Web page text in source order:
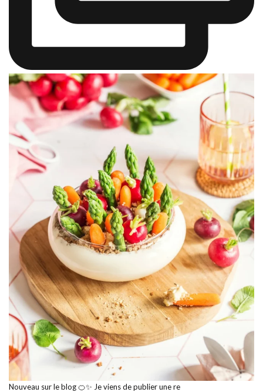
Nouveau sur le blog 🍊✨ Je viens de publier une re